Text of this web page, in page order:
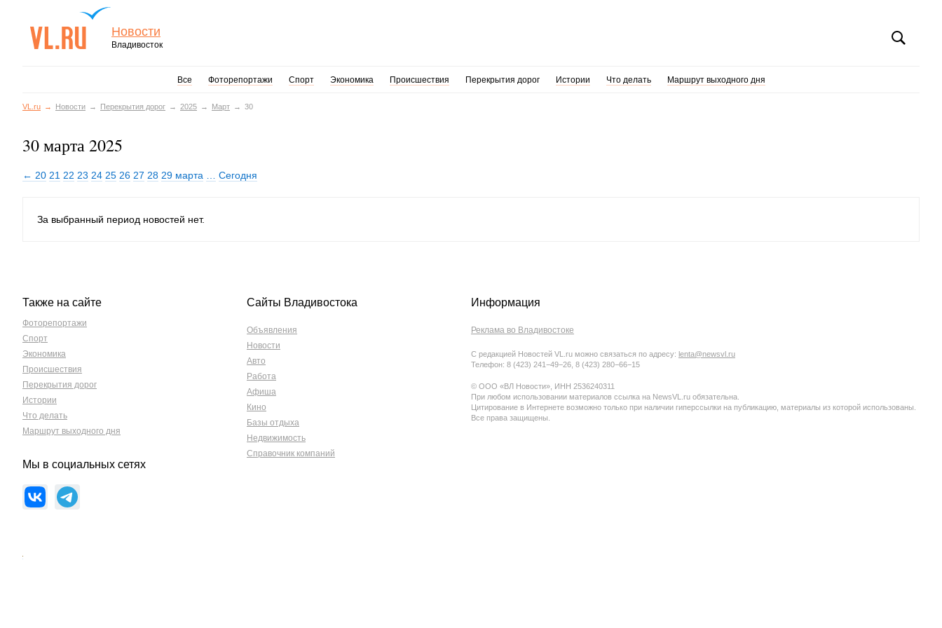
Новости
Владивосток
Все Фоторепортажи Спорт Экономика Происшествия Перекрытия дорог Истории Что делать Маршрут выходного дня
VL.ru Новости Перекрытия дорог 2025 Март 30
30 марта 2025
← 20 21 22 23 24 25 26 27 28 29 марта Сегодня
За выбранный период новостей нет.
Также на сайте
Фоторепортажи
Спорт
Экономика
Происшествия
Перекрытия дорог
Истории
Что делать
Маршрут выходного дня
Мы в социальных сетях
Сайты Владивостока
Объявления
Новости
Авто
Работа
Афиша
Кино
Базы отдыха
Недвижимость
Справочник компаний
Информация
Реклама во Владивостоке
С редакцией Новостей VL.ru можно связаться по адресу: lenta@newsvl.ru
Телефон: 8 (423) 241−49−26, 8 (423) 280−66−15
© ООО «ВЛ Новости», ИНН 2536240311
При любом использовании материалов ссылка на NewsVL.ru обязательна.
Цитирование в Интернете возможно только при наличии гиперссылки на публикацию, материалы из которой использованы.
Все права защищены.